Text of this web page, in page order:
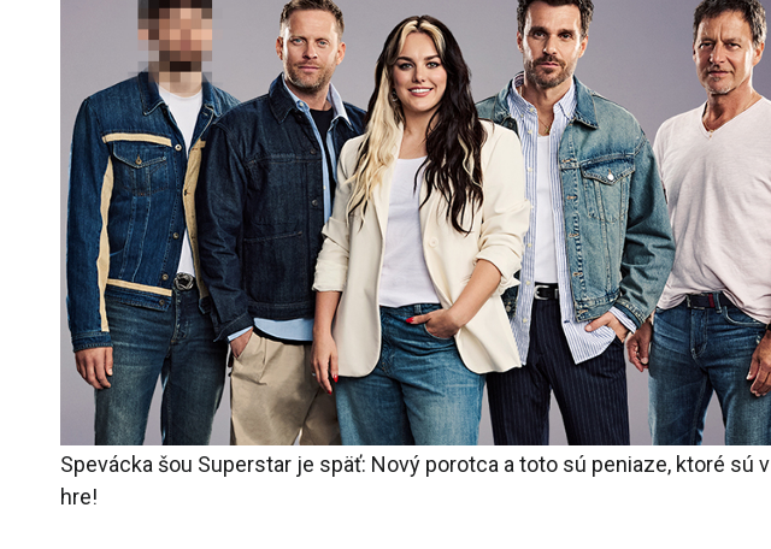
Spevácka šou Superstar je späť: Nový porotca a toto sú peniaze, ktoré sú v
hre!